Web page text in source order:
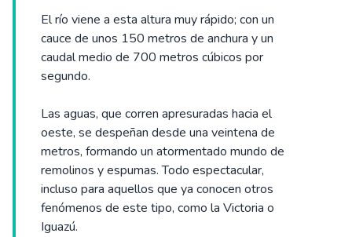
El río viene a esta altura muy rápido; con un
cauce de unos 150 metros de anchura y un
caudal medio de 700 metros cúbicos por
segundo.
Las aguas, que corren apresuradas hacia el
oeste, se despeñan desde una veintena de
metros, formando un atormentado mundo de
remolinos y espumas. Todo espectacular,
incluso para aquellos que ya conocen otros
fenómenos de este tipo, como la Victoria o
Iguazú.